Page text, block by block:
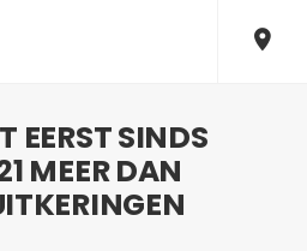
EERST SINDS
MEER DAN